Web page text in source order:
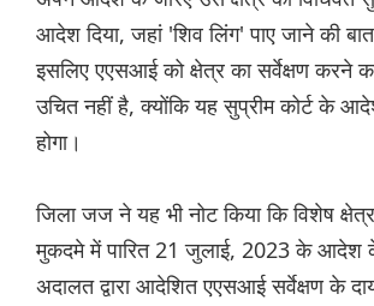
आदेश दिया, जहां 'शिव लिंग' पाए जाने की
इसलिए एएसआई को क्षेत्र का सर्वेक्षण करने
उचित नहीं है, क्योंकि यह सुप्रीम कोर्ट के
होगा।
जिला जज ने यह भी नोट किया कि विशेष
मुकदमे में पारित 21 जुलाई, 2023 के आदेश
अदालत द्वारा आदेशित एएसआई सर्वेक्षण के